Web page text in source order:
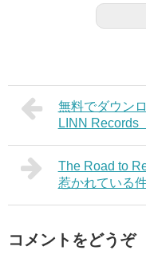
無料でダウン
LINN Records
The Road to
惹かれている
コメントをどうぞ